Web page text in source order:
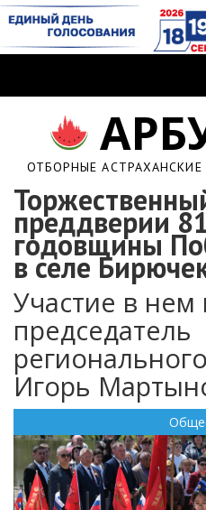
ОТБОРНЫЕ
преддверии
годовщины
в селе
Участие в нем
председатель
Игорь